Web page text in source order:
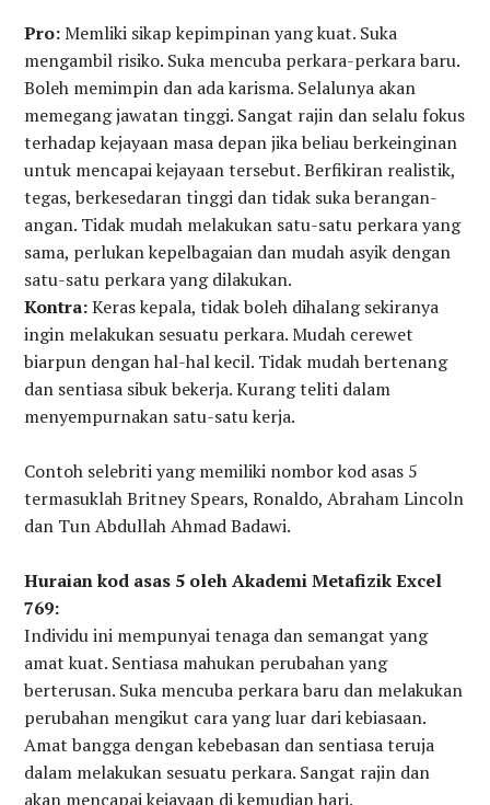
Pro:Memliki sikap kepimpinan yang kuat. Suka
mengambil risiko. Suka mencuba perkara-perkara baru.
Boleh memimpin dan ada karisma. Selalunya akan
memegang jawatan tinggi. Sangat rajin dan selalu fokus
terhadap kejayaan masa depan jika beliau berkeinginan
untuk mencapai kejayaan tersebut. Berfikiran realistik,
tegas, berkesedaran tinggi dan tidak suka berangan-
angan. Tidak mudah melakukan satu-satu perkara yang
sama, perlukan kepelbagaian dan mudah asyik dengan
satu-satu perkara yang dilakukan.
Kontra:Keras kepala, tidak boleh dihalang sekiranya
ingin melakukan sesuatu perkara. Mudah cerewet
biarpun dengan hal-hal kecil. Tidak mudah bertenang
dan sentiasa sibuk bekerja. Kurang teliti dalam
menyempurnakan satu-satu kerja.
Contoh selebriti yang memiliki nombor kod asas 5
termasuklah Britney Spears, Ronaldo, Abraham Lincoln
dan Tun Abdullah Ahmad Badawi.
Huraian kod asas 5 oleh Akademi Metafizik Excel
769:
Individu ini mempunyai tenaga dan semangat yang
amat kuat. Sentiasa mahukan perubahan yang
berterusan. Suka mencuba perkara baru dan melakukan
perubahan mengikut cara yang luar dari kebiasaan.
Amat bangga dengan kebebasan dan sentiasa teruja
dalam melakukan sesuatu perkara. Sangat rajin dan
akan mencapai kejayaan di kemudian hari.